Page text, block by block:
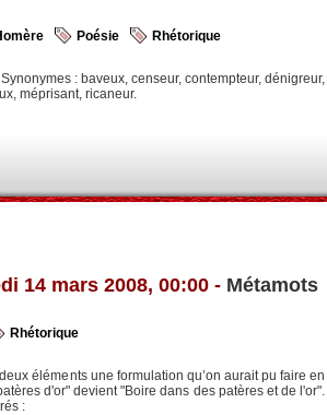
Poésie Rhétorique
: baveux, censeur, contempteur, dénigreur,
méprisant, ricaneur.
14 mars 2008, 00:00 - Métamots
Rhétorique
éléments une formulation qu’on aurait pu faire en
d'or" devient "Boire dans des patères et de l'or".
: